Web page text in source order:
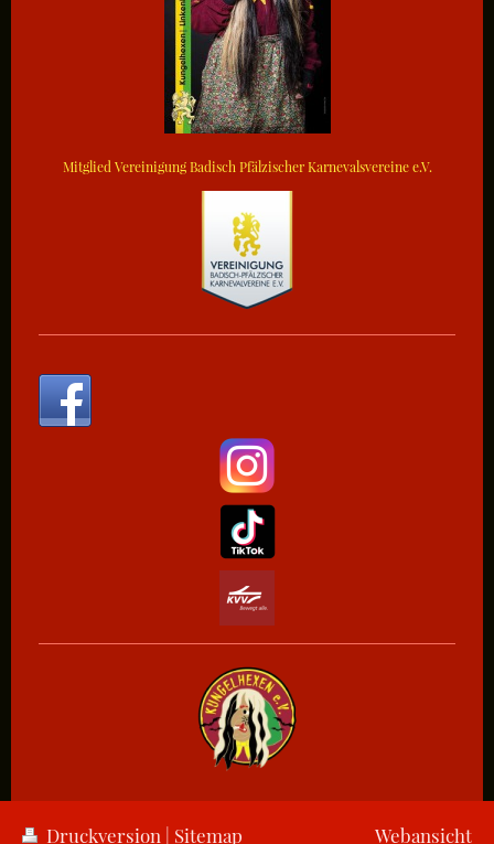
Mitglied Vereinigung Badisch Pfälzischer Karnevalsvereine e.V.
Druckversion | Sitemap Webansicht